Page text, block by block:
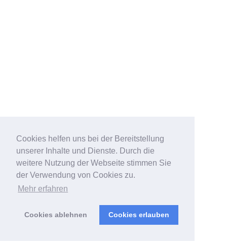
Cookies helfen uns bei der Bereitstellung
unserer Inhalte und Dienste. Durch die
weitere Nutzung der Webseite stimmen Sie
der Verwendung von Cookies zu.
Mehr erfahren
Cookies ablehnen Cookies erlauben